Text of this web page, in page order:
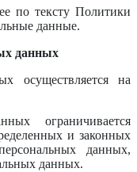
по тексту Политики
данные.
данных
осуществляется на
ограничивается
и законных
данных,
данных.